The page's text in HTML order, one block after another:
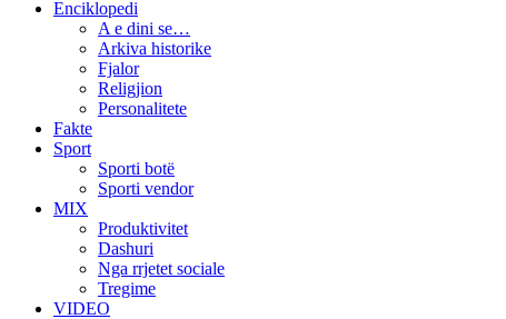
Enciklopedi
A e dini se…
Arkiva historike
Fjalor
Religjion
Personalitete
Fakte
Sport
Sporti botë
Sporti vendor
MIX
Produktivitet
Dashuri
Nga rrjetet sociale
Tregime
VIDEO